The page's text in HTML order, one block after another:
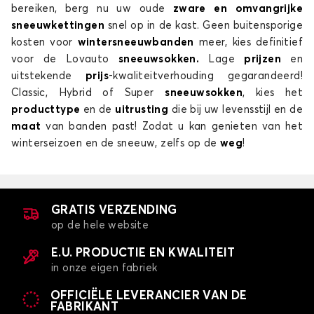
bereiken, berg nu uw oude zware en omvangrijke
sneeuwkettingen snel op in de kast. Geen buitensporige
kosten voor wintersneeuwbanden meer, kies definitief
voor de Lovauto
sneeuwsokken. Lage prijzen en
uitstekende prijs-kwaliteitverhouding gegarandeerd!
Classic, Hybrid of Supersneeuwsokken, kies het
producttype en de uitrusting die bij uw levensstijl en de
maatvan banden past! Zodat u kan genieten van het
winterseizoen en de sneeuw, zelfs op de weg!
GRATIS VERZENDING
op de hele website
E.U. PRODUCTIE EN KWALITEIT
in onze eigen fabriek
OFFICIËLE LEVERANCIER VAN DE
FABRIKANT